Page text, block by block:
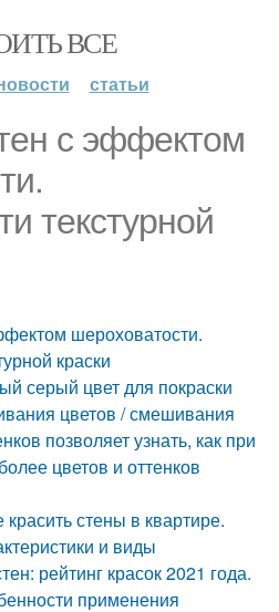
ВСЕ
статьи
с эффектом
текстурной
шероховатости.
краски
серый цвет для покраски
цветов / смешивания
позволяет узнать, как при
цветов и оттенков
стены в квартире.
и виды
рейтинг красок 2021 года.
применения